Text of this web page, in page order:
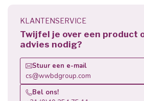
KLANTENSERVICE
Twijfel je over een product
advies nodig?
Stuur een e-mail
cs@wwbdgroup.com
Bel ons!